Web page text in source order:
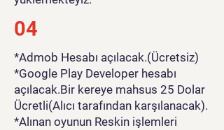
04
*Admob Hesabı açılacak.(Ücretsiz)
*Google Play Developer hesabı
açılacak.Bir kereye mahsus 25 Dolar
Ücretli(Alıcı tarafından karşılanacak).
*Alınan oyunun Reskin işlemleri